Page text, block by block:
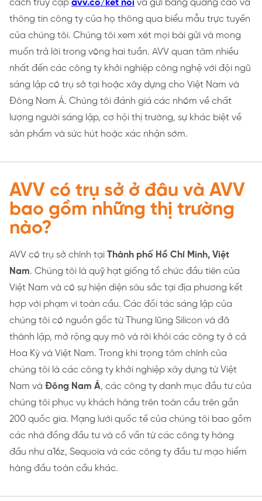
cách truy cập avv.co/kết nối và gửi bảng quảng cáo và
thông tin công ty của họ thông qua biểu mẫu trực tuyến
của chúng tôi. Chúng tôi xem xét mọi bài gửi và mong
muốn trả lời trong vòng hai tuần. AVV quan tâm nhiều
nhất đến các công ty khởi nghiệp công nghệ với đội ngũ
sáng lập có trụ sở tại hoặc xây dựng cho Việt Nam và
Đông Nam Á. Chúng tôi đánh giá các nhóm về chất
lượng người sáng lập, cơ hội thị trường, sự khác biệt về
sản phẩm và sức hút hoặc xác nhận sớm.
AVV có trụ sở ở đâu và AVV
bao gồm những thị trường
nào?
AVV có trụ sở chính tại Thành phố Hồ Chí Minh, Việt
Nam. Chúng tôi là quỹ hạt giống tổ chức đầu tiên của
Việt Nam và có sự hiện diện sâu sắc tại địa phương kết
hợp với phạm vi toàn cầu. Các đối tác sáng lập của
chúng tôi có nguồn gốc từ Thung lũng Silicon và đã
thành lập, mở rộng quy mô và rời khỏi các công ty ở cả
Hoa Kỳ và Việt Nam. Trong khi trọng tâm chính của
chúng tôi là các công ty khởi nghiệp xây dựng từ Việt
Nam và Đông Nam Á, các công ty danh mục đầu tư của
chúng tôi phục vụ khách hàng trên toàn cầu trên gần
200 quốc gia. Mạng lưới quốc tế của chúng tôi bao gồm
các nhà đồng đầu tư và cố vấn từ các công ty hàng
đầu như a16z, Sequoia và các công ty đầu tư mạo hiểm
hàng đầu toàn cầu khác.